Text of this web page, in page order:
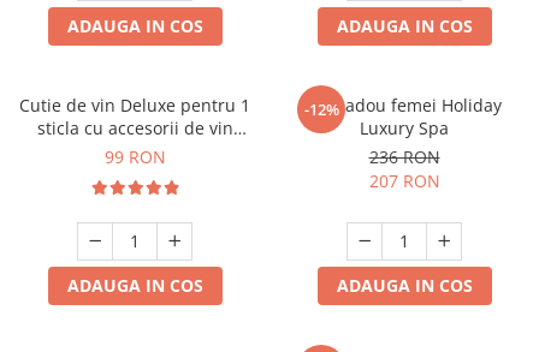
ADAUGA IN COS ADAUGA IN COS
Cutie de vin Deluxe pentru 1
sticla cu accesorii de vin
incluse piele ecologica de
99 RON
ADAUGA IN COS
-12%
Set cadou femei Holiday
Luxury Spa
236 RON
207 RON
ADAUGA IN COS